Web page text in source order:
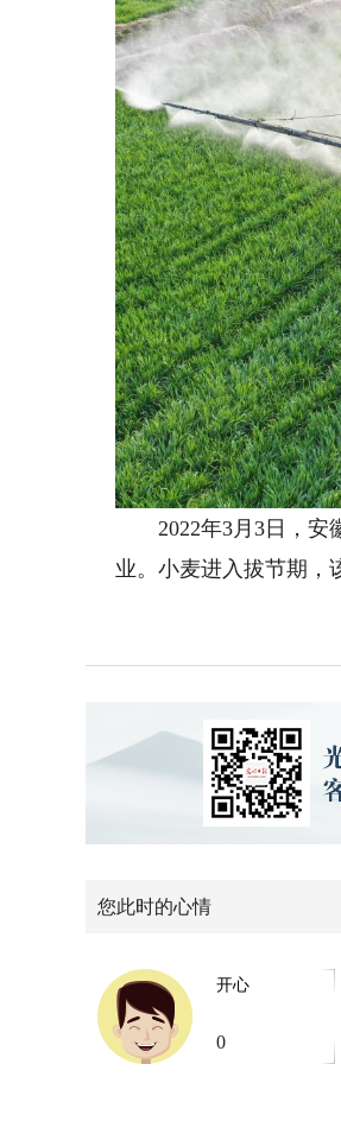
2022年3月3日，安
业。小麦进入拔节期，
您此时的心情
开心
0